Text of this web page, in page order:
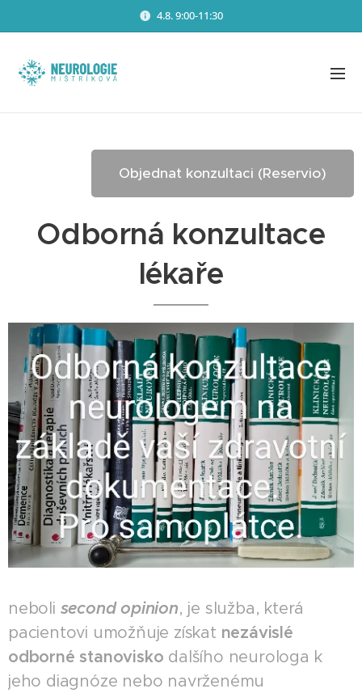
4.8. 9:00-11:30
Objednat konzultaci (Reservio)
Odborná konzultace
lékaře
neboli second opinion, je služba, která
pacientovi umožňuje získat nezávislé
odborné stanovisko dalšího neurologa k
jeho diagnóze nebo navrženému